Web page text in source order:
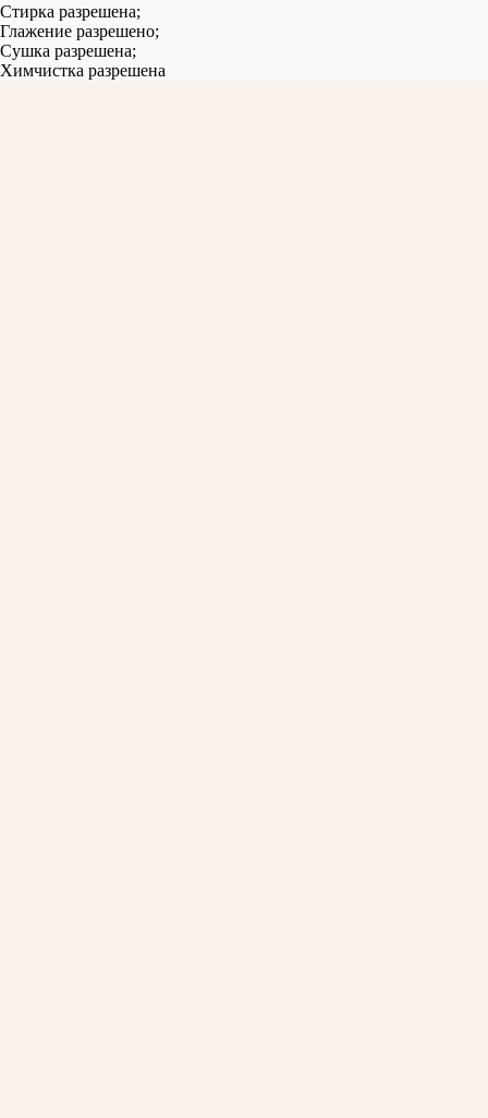
Стирка разрешена;
Глажение разрешено;
Сушка разрешена;
Химчистка разрешена